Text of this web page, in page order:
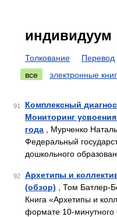
индивидуум
Толкование Перевод
все
электронные
91
Комплексный
Мониторинг
года , Мурченко
Федеральный
дошкольного
92
Архетипы и
(обзор) , Том Батлер-
Книга «Архетипы и
формате 10-минутного